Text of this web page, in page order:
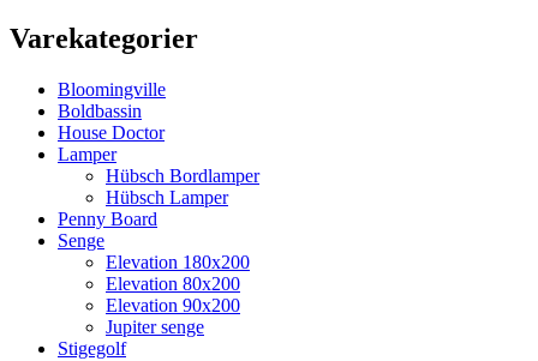
Varekategorier
Bloomingville
Boldbassin
House Doctor
Lamper
Hübsch Bordlamper
Hübsch Lamper
Penny Board
Senge
Elevation 180x200
Elevation 80x200
Elevation 90x200
Jupiter senge
Stigegolf